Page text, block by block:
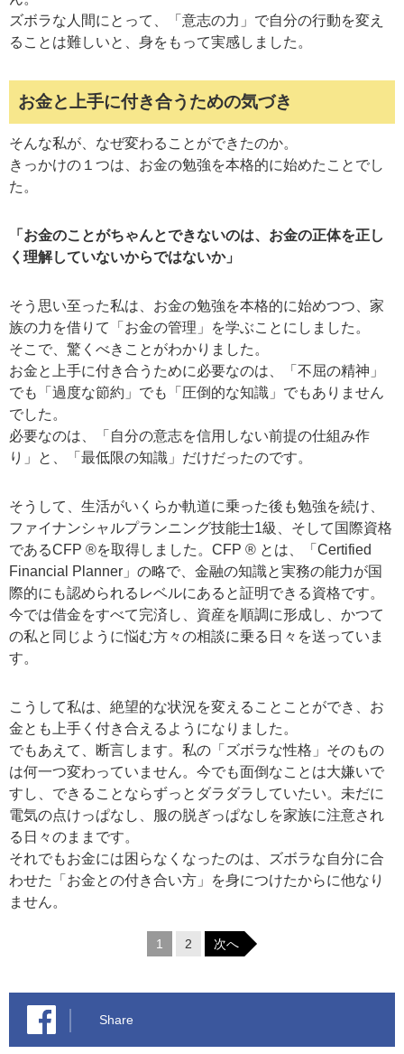
ズボラな人間にとって、「意志の力」で自分の行動を変え
ることは難しいと、身をもって実感しました。
お金と上手に付き合うための気づき
そんな私が、なぜ変わることができたのか。
きっかけの１つは、お金の勉強を本格的に始めたことでし
た。
「お金のことがちゃんとできないのは、お金の正体を正し
く理解していないからではないか」
そう思い至った私は、お金の勉強を本格的に始めつつ、家
族の力を借りて「お金の管理」を学ぶことにしました。
そこで、驚くべきことがわかりました。
お金と上手に付き合うために必要なのは、「不屈の精神」
でも「過度な節約」でも「圧倒的な知識」でもありません
でした。
必要なのは、「自分の意志を信用しない前提の仕組み作
り」と、「最低限の知識」だけだったのです。
そうして、生活がいくらか軌道に乗った後も勉強を続け、
ファイナンシャルプランニング技能士1級、そして国際資格
であるCFP ®を取得しました。CFP ® とは、「Certified
Financial Planner」の略で、金融の知識と実務の能力が国
際的にも認められるレベルにあると証明できる資格です。
今では借金をすべて完済し、資産を順調に形成し、かつて
の私と同じように悩む方々の相談に乗る日々を送っていま
す。
こうして私は、絶望的な状況を変えることことができ、お
金とも上手く付き合えるようになりました。
でもあえて、断言します。私の「ズボラな性格」そのもの
は何一つ変わっていません。今でも面倒なことは大嫌いで
すし、できることならずっとダラダラしていたい。未だに
電気の点けっぱなし、服の脱ぎっぱなしを家族に注意され
る日々のままです。
それでもお金には困らなくなったのは、ズボラな自分に合
わせた「お金との付き合い方」を身につけたからに他なり
ません。
1 2 次へ
Share